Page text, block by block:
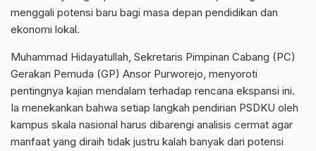
menggali potensi baru bagi masa depan pendidikan dan
ekonomi lokal.
Muhammad Hidayatullah, Sekretaris Pimpinan Cabang (PC)
Gerakan Pemuda (GP) Ansor Purworejo, menyoroti
pentingnya kajian mendalam terhadap rencana ekspansi ini.
Ia menekankan bahwa setiap langkah pendirian PSDKU oleh
kampus skala nasional harus dibarengi analisis cermat agar
manfaat yang diraih tidak justru kalah banyak dari potensi